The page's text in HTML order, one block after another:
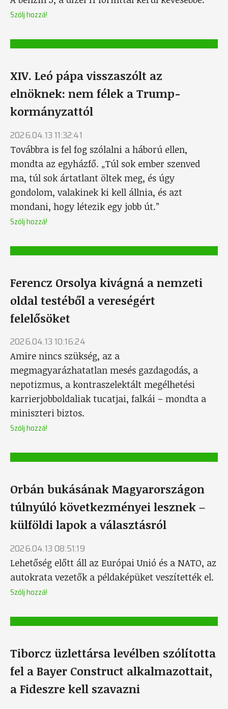
Szólj hozzá!
XIV. Leó pápa visszaszólt az
elnöknek: nem félek a Trump-
kormányzattól
2026.04.13 11:32:41
Továbbra is fel fog szólalni a háború ellen,
mondta az egyházfő. „Túl sok ember szenved
ma, túl sok ártatlant öltek meg, és úgy
gondolom, valakinek ki kell állnia, és azt
mondani, hogy létezik egy jobb út.”
Szólj hozzá!
Ferencz Orsolya kivágná a nemzeti
oldal testéből a vereségért
felelősöket
2026.04.13 10:16:24
Amire nincs szükség, az a
megmagyarázhatatlan mesés gazdagodás, a
nepotizmus, a kontraszelektált megélhetési
karrierjobboldaliak tucatjai, falkái – mondta a
miniszteri biztos.
Szólj hozzá!
Orbán bukásának Magyarországon
túlnyúló következményei lesznek –
külföldi lapok a választásról
2026.04.13 08:51:19
Lehetőség előtt áll az Európai Unió és a NATO, az
autokrata vezetők a példaképüket veszítették el.
Szólj hozzá!
Tiborcz üzlettársa levélben szólította
fel a Bayer Construct alkalmazottait,
a Fideszre kell szavazni